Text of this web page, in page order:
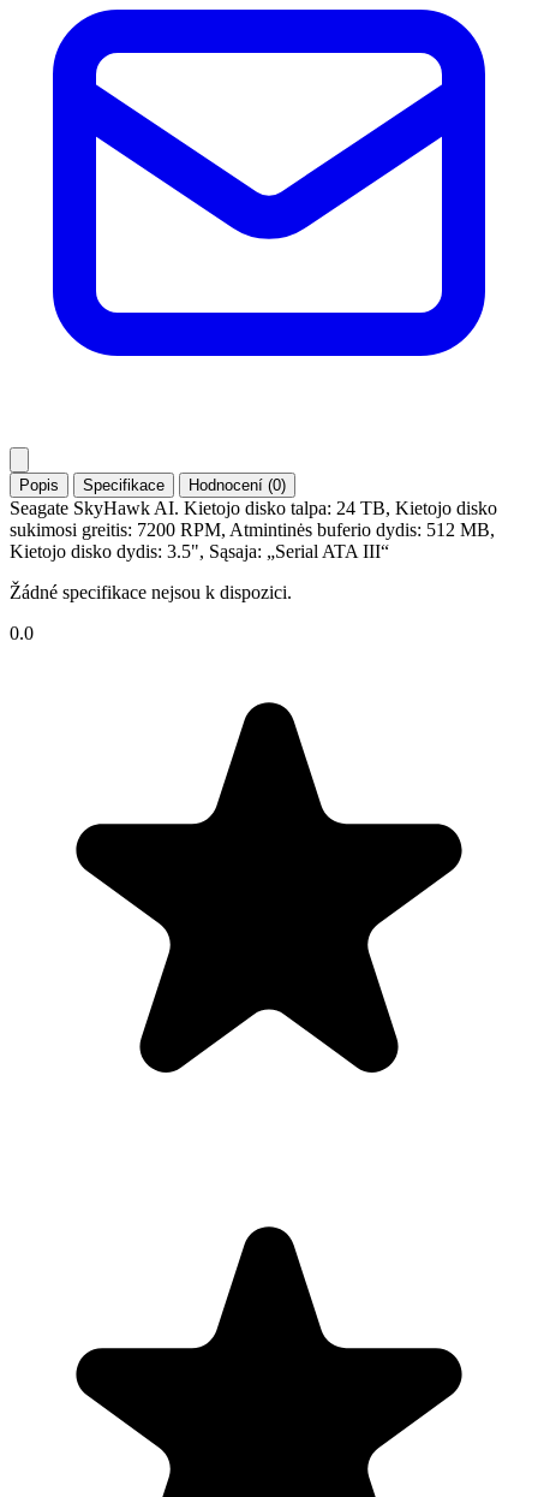
Popis Specifikace Hodnocení (0)
Seagate SkyHawk AI. Kietojo disko talpa: 24 TB, Kietojo disko
sukimosi greitis: 7200 RPM, Atmintinės buferio dydis: 512 MB,
Kietojo disko dydis: 3.5", Sąsaja: „Serial ATA III“
Žádné specifikace nejsou k dispozici.
0.0